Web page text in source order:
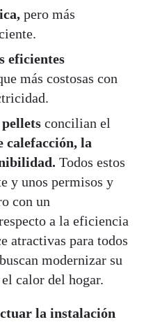
pero más
eficientes
más costosas con
pellets concilian el
calefacción, la
Todos estos
y unos permisos y
con un
a la eficiencia
atractivas para todos
modernizar su
calor del hogar.
la instalación